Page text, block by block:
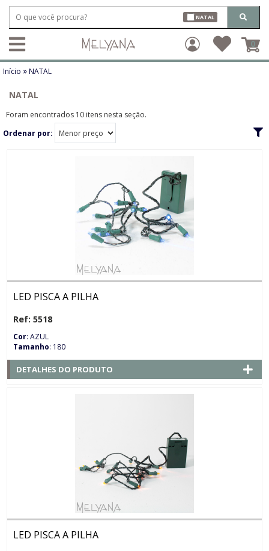
NATAL
0
Início »NATAL
NATAL
Foram encontrados 10 itens nesta seção.
Ordenar por:
LED PISCA A PILHA
Ref: 5518
Cor: AZUL
Tamanho: 180
DETALHES DO PRODUTO
LED PISCA A PILHA